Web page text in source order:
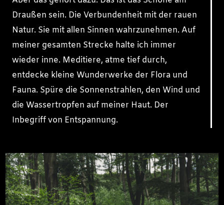
Draußen sein. Die Verbundenheit mit der rauen
Natur. Sie mit allen Sinnen wahrzunehmen. Auf
meiner gesamten Strecke halte ich immer
wieder inne. Meditiere, atme tief durch,
entdecke kleine Wunder­werke der Flora und
Fauna. Spüre die Sonnenstrahlen, den Wind und
die Wassertropfen auf meiner Haut. Der
Inbegriff von Entspannung.